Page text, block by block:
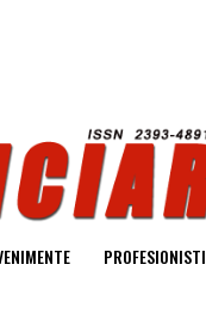
PROFESIONISTI